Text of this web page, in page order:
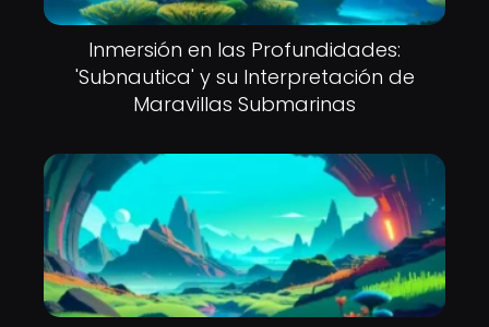
Inmersión en las Profundidades:
'Subnautica' y su Interpretación de
Maravillas Submarinas